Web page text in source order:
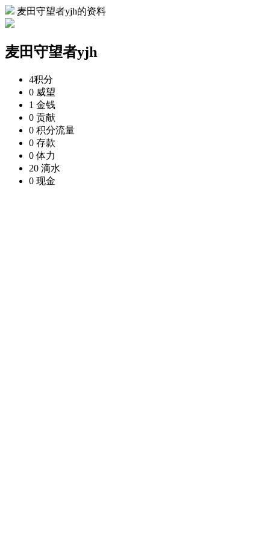
麦田守望者yjh的资料
麦田守望者yjh
4积分
0 威望
1 金钱
0 贡献
0 积分流量
0 存款
0 体力
20 滴水
0 现金